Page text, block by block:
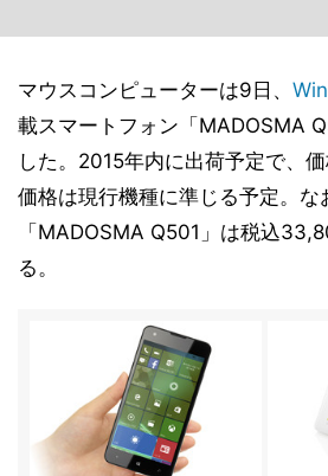
マウスコンピューターは9日、
載スマートフォン「MADOSMA
した。2015年内に出荷予定で、
価格は現行機種に準じる予定。な
「MADOSMA Q501」は税込
る。